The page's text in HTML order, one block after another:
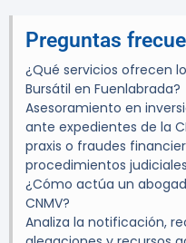
Preguntas
¿Qué servicios ofrecen
Bursátil en Fuenlabrada?
Asesoramiento en
ante expedientes de la
praxis o fraudes
procedimientos
¿Cómo actúa un
CNMV?
Analiza la notificación,